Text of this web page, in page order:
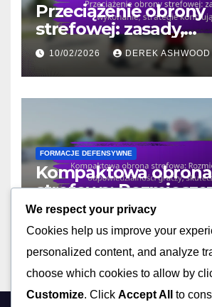
Przeciążenie obrony
strefowej: zasady,
wykonanie, strategie
kontrujące
10/02/2026 DEREK ASHWOOD
FORMACJE DEFENSYWNE
Kompaktowa obrona
strefowa:
odpowiedzialności
skuteczność
10/02/2026 DEREK ASHWOOD
We respect your privacy
Cookies help us improve your
personalized content, and analyze
choose which cookies to allow by
Customize. Click Accept All to